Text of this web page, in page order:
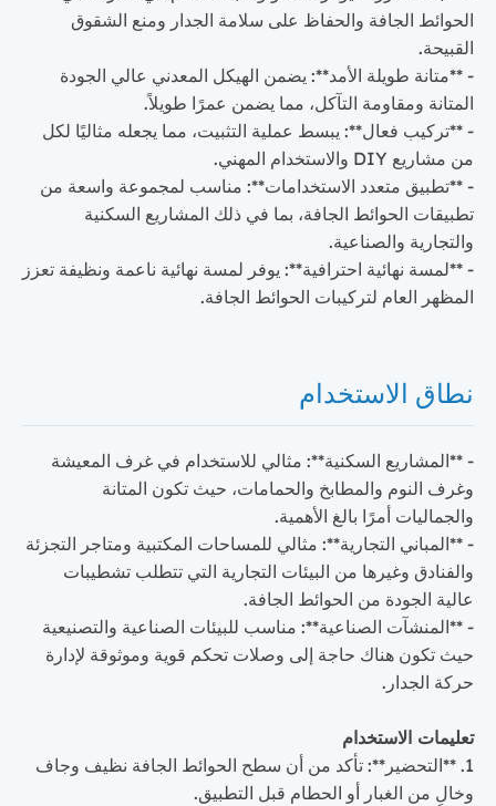
الحوائط الجافة والحفاظ على سلامة الجدار ومنع الشقوق
القبيحة.
- **متانة طويلة الأمد**: يضمن الهيكل المعدني عالي الجودة
المتانة ومقاومة التآكل، مما يضمن عمرًا طويلاً.
- **تركيب فعال**: يبسط عملية التثبيت، مما يجعله مثاليًا لكل
من مشاريع DIY والاستخدام المهني.
- **تطبيق متعدد الاستخدامات**: مناسب لمجموعة واسعة من
تطبيقات الحوائط الجافة، بما في ذلك المشاريع السكنية
والتجارية والصناعية.
- **لمسة نهائية احترافية**: يوفر لمسة نهائية ناعمة ونظيفة تعزز
المظهر العام لتركيبات الحوائط الجافة.
نطاق الاستخدام
- **المشاريع السكنية**: مثالي للاستخدام في غرف المعيشة
وغرف النوم والمطابخ والحمامات، حيث تكون المتانة
والجماليات أمرًا بالغ الأهمية.
- **المباني التجارية**: مثالي للمساحات المكتبية ومتاجر التجزئة
والفنادق وغيرها من البيئات التجارية التي تتطلب تشطيبات
عالية الجودة من الحوائط الجافة.
- **المنشآت الصناعية**: مناسب للبيئات الصناعية والتصنيعية
حيث تكون هناك حاجة إلى وصلات تحكم قوية وموثوقة لإدارة
حركة الجدار.
تعليمات الاستخدام
1. **التحضير**: تأكد من أن سطح الحوائط الجافة نظيف وجاف
وخالٍ من الغبار أو الحطام قبل التطبيق.